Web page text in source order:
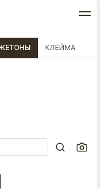
КЛЕЙМА